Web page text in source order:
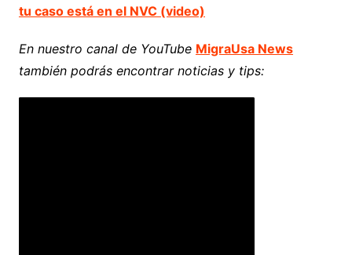
tu caso está en el NVC (video)
En nuestro canal de YouTube MigraUsa News
también podrás encontrar noticias y tips: